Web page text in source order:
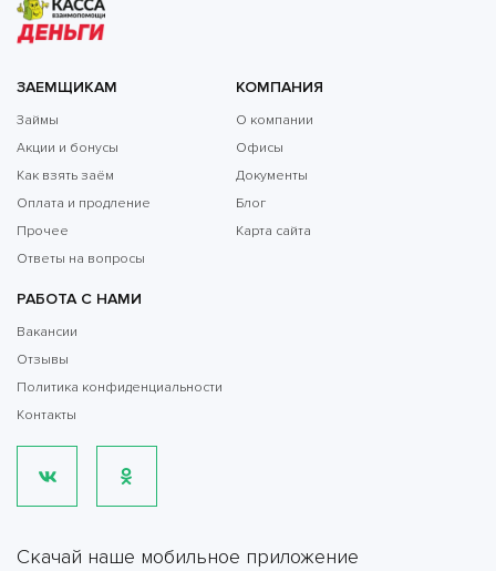
ЗАЕМЩИКАМ
Займы
Акции и бонусы
Как взять заём
Оплата и продление
Прочее
Ответы на вопросы
КОМПАНИЯ
О компании
Офисы
Документы
Блог
Карта сайта
РАБОТА С НАМИ
Вакансии
Отзывы
Политика конфиденциальности
Контакты
Скачай наше мобильное приложение